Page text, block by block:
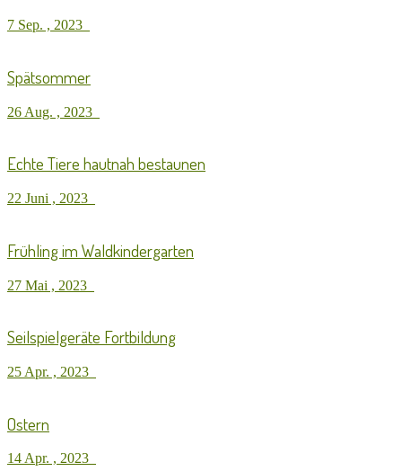
7 Sep. , 2023
Spätsommer
26 Aug. , 2023
Echte Tiere hautnah bestaunen
22 Juni , 2023
Frühling im Waldkindergarten
27 Mai , 2023
Seilspielgeräte Fortbildung
25 Apr. , 2023
Ostern
14 Apr. , 2023